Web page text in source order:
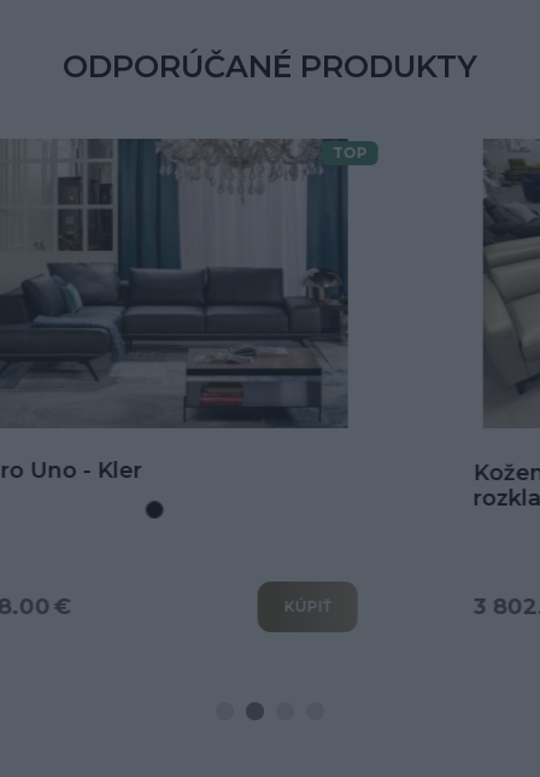
ODPORÚČANÉ PRODUKTY
TOP
Kožená rohová sedačka Goya s
rozkladom na spanie
3 802.00 €